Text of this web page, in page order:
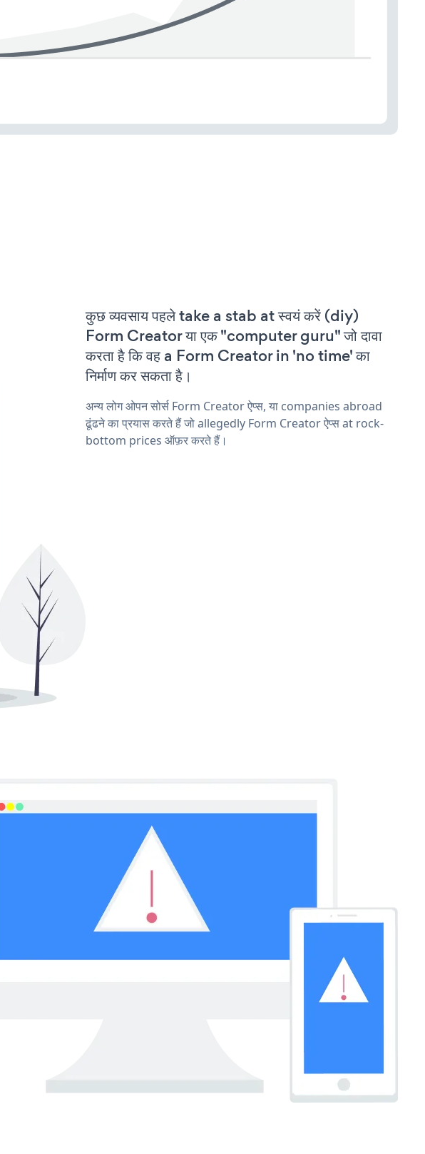
कुछ व्यवसाय पहले take a stab at स्वयं करें (diy)
Form Creator या एक "computer guru" जो दावा
करता है कि वह a Form Creator in 'no time' का
निर्माण कर सकता है।
अन्य लोग ओपन सोर्स Form Creator ऐप्स, या companies abroad
ढूंढने का प्रयास करते हैं जो allegedly Form Creator ऐप्स at rock-
bottom prices ऑफ़र करते हैं।